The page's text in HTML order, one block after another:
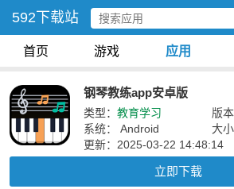
592下载站
首页 游戏 应用
钢琴教练app安卓版
类型： 教育学习
版
系统： Android
大
更新：2025-03-22 14:48:14
立即下载